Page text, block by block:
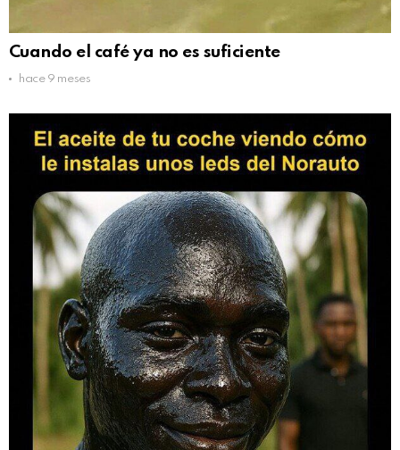
Cuando el café ya no es suficiente
hace 9 meses